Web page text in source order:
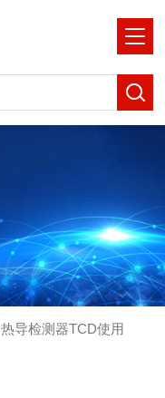
热导检测器TCD使用